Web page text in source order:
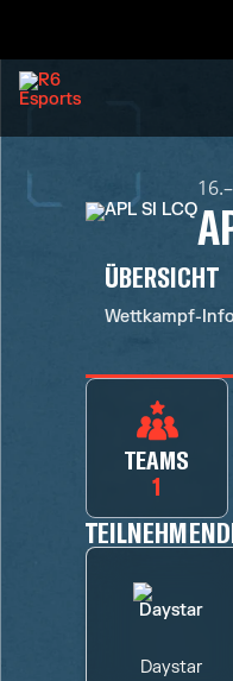
ÜBERSICHT
Wettkampf-
TEAMS
1
Daystar